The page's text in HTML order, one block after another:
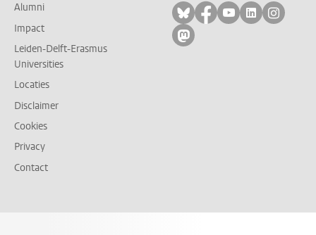
Alumni
Impact
Leiden-Delft-Erasmus
Universities
Locaties
Disclaimer
Cookies
Privacy
Contact
Volg ons op bluesky
Volg ons op
Volg ons op
Volg ons
Volg
Volg ons op mastodon